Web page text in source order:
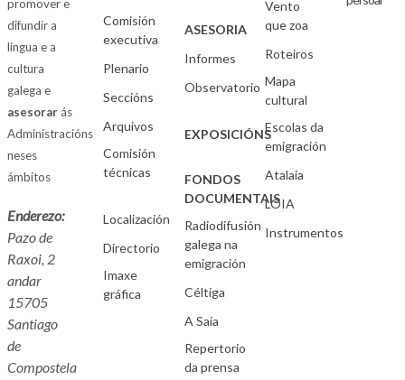
promover e
difundir a
lingua e a
cultura
galega e
asesorarás
Administracións
neses
ámbitos
Enderezo:
Pazo de
Raxoi, 2
andar
15705
Santiago
de
Compostela
Comisión
executiva
Plenario
Seccións
Arquivos
Comisión
técnicas
Localización
Directorio
Imaxe
gráfica
ASESORIA
Informes
Observatorio
EXPOSICIÓNS
FONDOS
DOCUMENTAIS
Radiodifusión
galega na
emigración
Céltiga
A Saia
Repertorio
da prensa
Vento
que zoa
Roteiros
Mapa
cultural
Escolas da
emigración
Atalaia
LOIA
Instrumentos